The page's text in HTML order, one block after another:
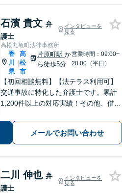
石濱 貴文 弁
護士
インタビューを
見る
高松丸亀町法律事務所
香
川
県
|
高
松
市
片原町駅 か
ら徒歩5分
営業時間：09:00~
20:00（平日）
【初回相談無料】【法テラス利用可】
交通事故に特化した弁護士です。累計
1,200件以上の対応実績！その他、借金
題、インターネット問題など、幅広く
対応します【夜間・休日面談可】【完
全個室】【高松駅10分】
メールでお問い合わせ
二川 伸也 弁
護士
インタビューを
見る